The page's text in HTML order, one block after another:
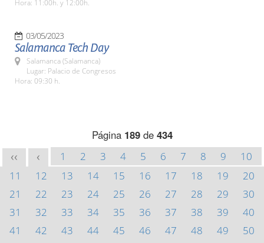
Hora: 11:00h. y 12:00h.
03/05/2023
Salamanca Tech Day
Salamanca (Salamanca)
Lugar: Palacio de Congresos
Hora: 09:30 h.
Página 189de 434
<< < 1 2 3 4 5 6 7 8 9
10
11
12 13 14 15 16 17 18 19
20
21
22 23 24 25 26 27 28 29
30
31
32 33 34 35 36 37 38 39
40
41
42 43 44 45 46 47 48 49
50